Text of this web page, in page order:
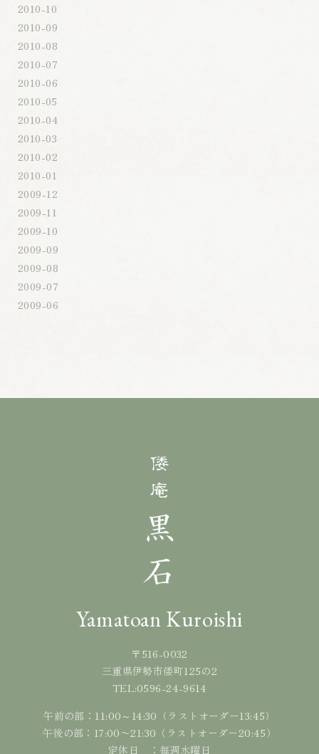
2010-10
2010-09
2010-08
2010-07
2010-06
2010-05
2010-04
2010-03
2010-02
2010-01
2009-12
2009-11
2009-10
2009-09
2009-08
2009-07
2009-06
Yamatoan Kuroishi
〒516-0032
三重県伊勢市倭町125の2
TEL:0596-24-9614
午前の部：11:00～14:30（ラストオーダー13:45）
午後の部：17:00〜21:30（ラストオーダー20:45）
定休日 ：毎週水曜日